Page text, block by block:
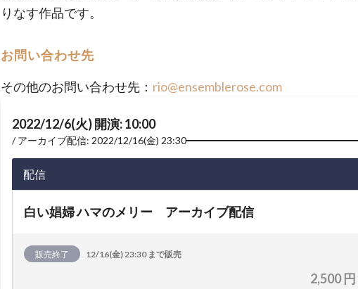
りなす作品です。
お問い合わせ先
その他のお問い合わせ先： rio@ensemblerose.com
2022/12/6(火) 開演: 10:00
アーカイブ配信: 2022/12/16(金) 23:30
配信
白い娼婦 ハマのメリー アーカイブ配信
販売終了 12/16(金) 23:30 まで販売
2,500 円